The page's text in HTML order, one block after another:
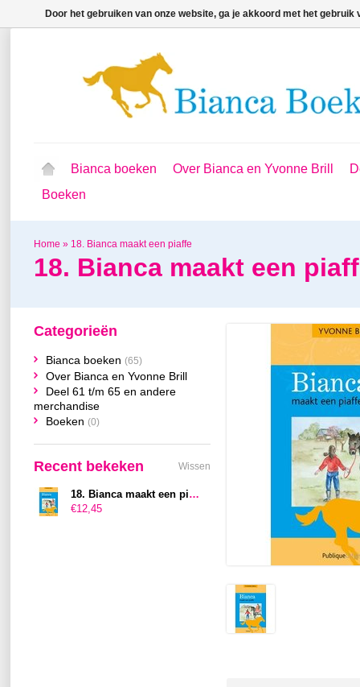
Bianca boeken Over Bianca en Yvonne Brill
Boeken
Home » 18. Bianca maakt een piaffe
18. Bianca maakt een
Categorieën
Bianca boeken (65)
Over Bianca en Yvonne Brill
Deel 61 t/m 65 en andere
merchandise
Boeken (0)
Recent bekeken Wissen
18. Bianca maakt een piaffe
€12,45
Door het gebruiken van onze website, ga je akkoord met het